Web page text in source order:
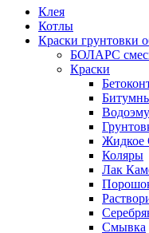
Клея
Котлы
Краски грунтовки
БОЛАРС
Краски
Жидкое
Коляры
Лак
Смывка